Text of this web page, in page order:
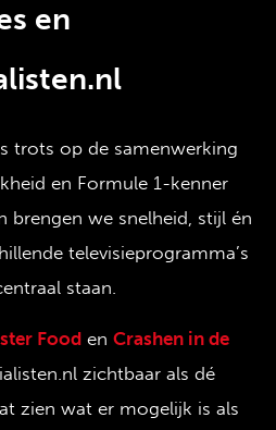
en
trots op de samenwerking
en Formule 1-kenner
brengen we snelheid, stijl én
televisieprogramma’s
staan.
Food en Crashen in de
zichtbaar als dé
zien wat er mogelijk is als